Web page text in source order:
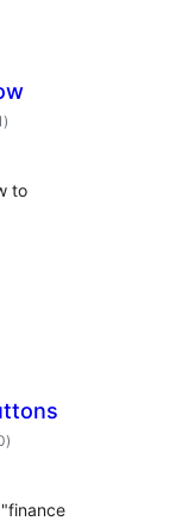
toplam
puan
)
to
toplam
puan
)